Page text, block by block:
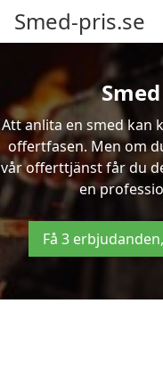
Smed-pris.se
Att anlita en smed kan
offertfasen. Men om
vår offerttjänst får du
en
Få 3